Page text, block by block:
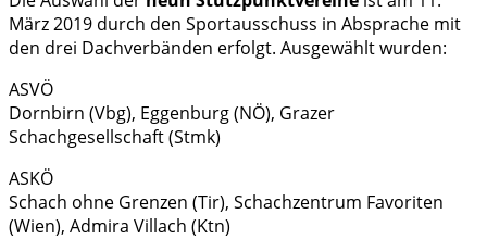
März 2019 durch den Sportausschuss in Absprache mit
den drei Dachverbänden erfolgt. Ausgewählt wurden:
ASVÖ
Dornbirn (Vbg), Eggenburg (NÖ), Grazer
Schachgesellschaft (Stmk)
ASKÖ
Schach ohne Grenzen (Tir), Schachzentrum Favoriten
(Wien), Admira Villach (Ktn)